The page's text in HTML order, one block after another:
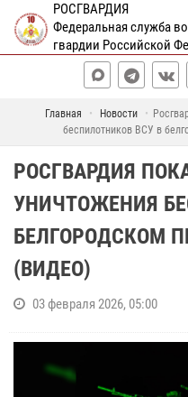
РОСГВАРДИЯ
Федеральная служба
гвардии Российской
Главная Новости
беспилотников ВСУ в
РОСГВАРДИЯ
УНИЧТОЖЕНИЯ
БЕЛГОРОДСКОМ
(ВИДЕО)
03 февраля 2026, 05:00